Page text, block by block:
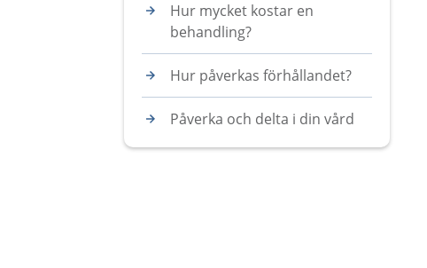
Hur mycket kostar en
behandling?
Hur påverkas förhållandet?
Påverka och delta i din vård